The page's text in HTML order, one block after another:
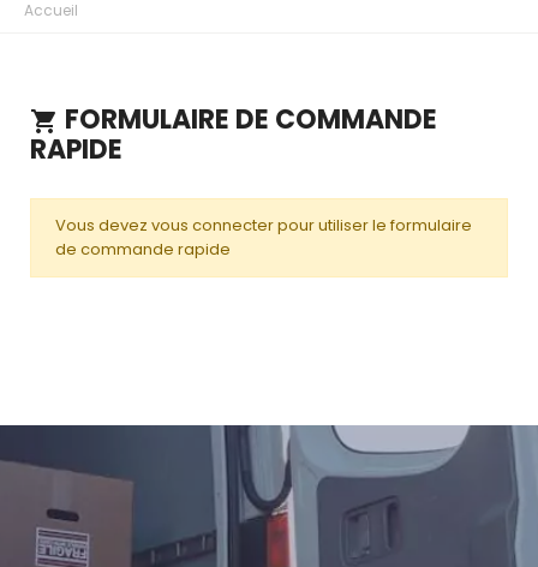
Accueil
shopping_cart FORMULAIRE DE COMMANDE
RAPIDE
Vous devez vous connecter pour utiliser le formulaire
de commande rapide